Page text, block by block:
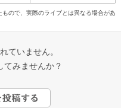
ので、実際のライブとは異なる場合があ
ていません。
てみませんか？